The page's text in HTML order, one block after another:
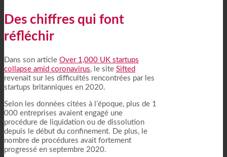
Des chiffres qui font
réfléchir
Dans son article Over 1,000 UK startups
collapse amid coronavirus, le site Sifted
revenait sur les difficultés rencontrées par les
startups britanniques en 2020.
Selon les données citées à l’époque, plus de 1
000 entreprises avaient engagé une
procédure de liquidation ou de dissolution
depuis le début du confinement. De plus, le
nombre de procédures avait fortement
progressé en septembre 2020.